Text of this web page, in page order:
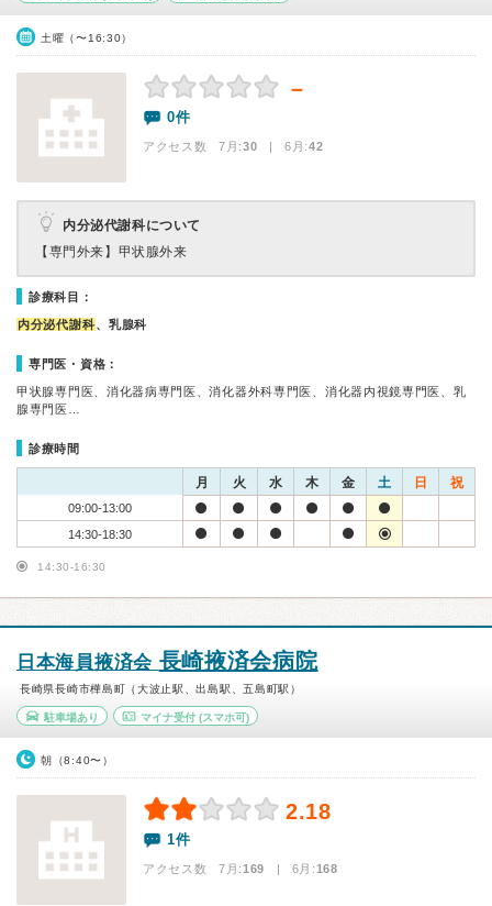
土曜（〜16:30）
－
0件
アクセス数 7月:30 | 6月:42
内分泌代謝科について
【専門外来】 甲状腺外来
診療科目：
内分泌代謝科、乳腺科
専門医・資格：
甲状腺専門医、消化器病専門医、消化器外科専門医、消化器内視鏡専門医、乳
腺専門医…
診療時間
月 火 水 木 金 土 日 祝
09:00-13:00
14:30-18:30
14:30-16:30
日本海員掖済会 長崎掖済会病院
長崎県長崎市樺島町（大波止駅、出島駅、五島町駅）
駐車場あり マイナ受付(スマホ可)
朝（8:40〜）
2.18
1件
アクセス数 7月:169 | 6月:168